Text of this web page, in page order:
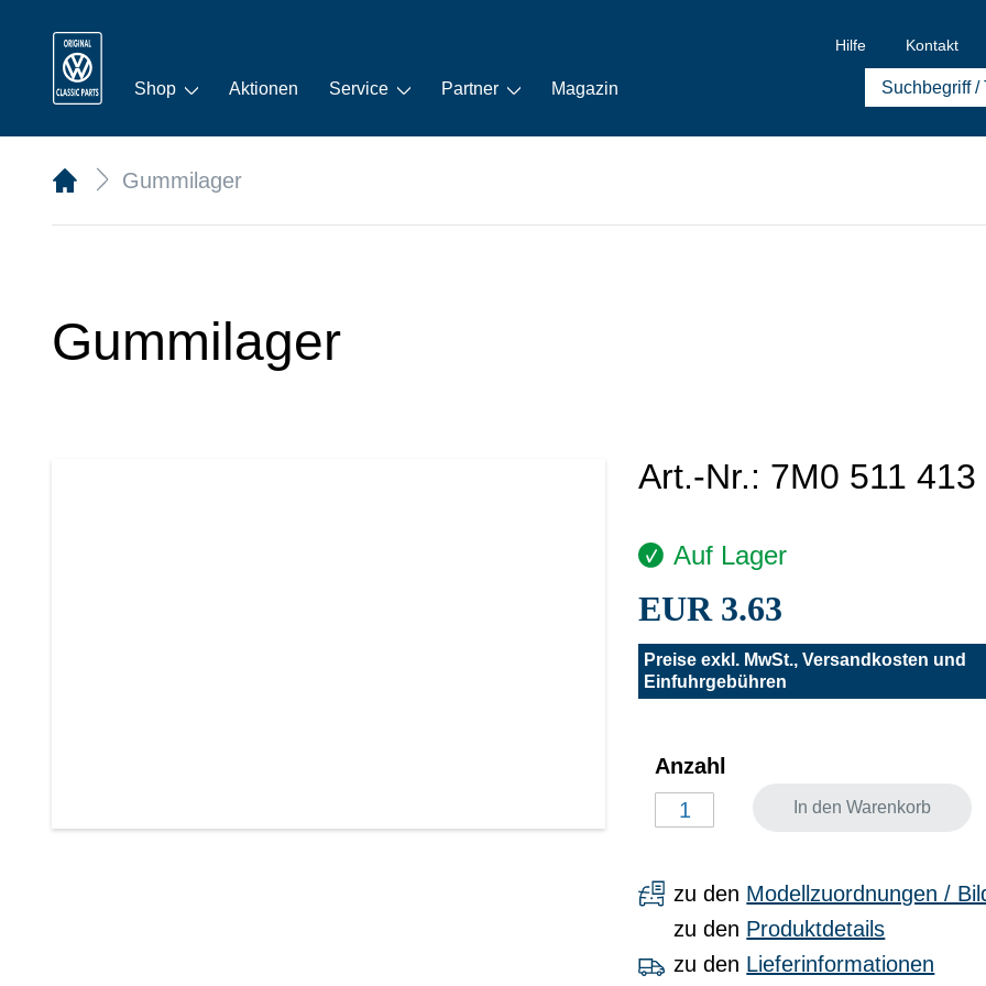
Hilfe Kontakt
Shop Aktionen Service Partner Magazin
Gummilager
Gummilager
Art.-Nr.: 7M0 511 413
Auf Lager
EUR 3.63
Preise exkl. MwSt., Versandkosten und
Einfuhrgebühren
Anzahl
In den Warenkorb
zu den Modellzuordnungen /
zu den Produktdetails
zu den Lieferinformationen